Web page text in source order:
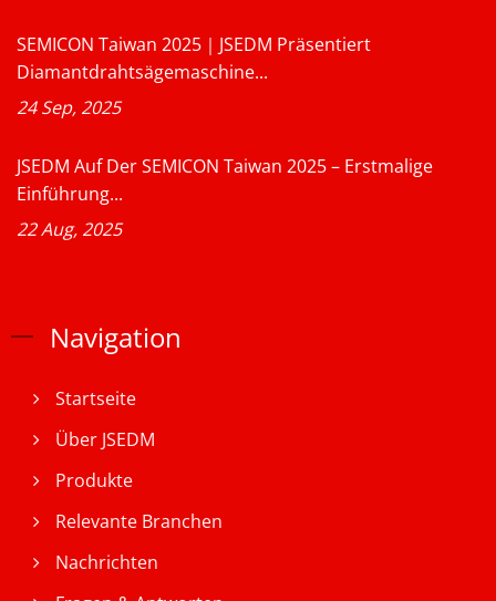
SEMICON Taiwan 2025｜JSEDM Präsentiert
Diamantdrahtsägemaschine...
24 Sep, 2025
JSEDM Auf Der SEMICON Taiwan 2025 – Erstmalige
Einführung...
22 Aug, 2025
Navigation
Startseite
Über JSEDM
Produkte
Relevante Branchen
Nachrichten